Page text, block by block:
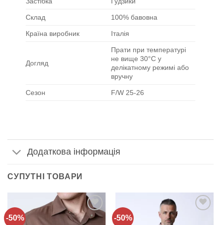
Склад 100% бавовна
Країна виробник Італія
Догляд
Прати при температурі
не вище 30°C у
делікатному режимі або
вручну
Сезон F/W 25-26
Додаткова інформація
СУПУТНІ ТОВАРИ
-50%
Додати
-50%